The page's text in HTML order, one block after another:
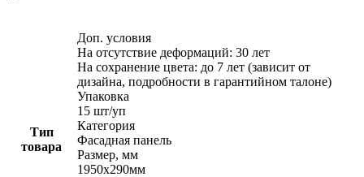
Тип
товара
Доп. условия
На отсутствие деформаций: 30 лет
На сохранение цвета: до 7 лет (зависит от
дизайна, подробности в гарантийном талоне)
Упаковка
15 шт/уп
Категория
Фасадная панель
Размер, мм
1950х290мм